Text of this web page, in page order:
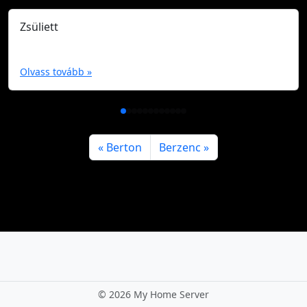
Zsüliett
Olvass tovább »
Berton Berzenc
© 2026 My Home Server